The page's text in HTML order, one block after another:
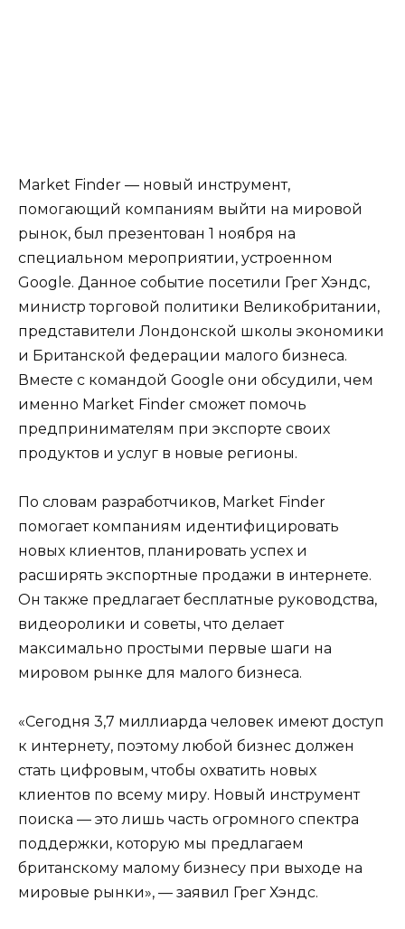
Market Finder — новый инструмент,
помогающий компаниям выйти на мировой
рынок, был презентован 1 ноября на
специальном мероприятии, устроенном
Google. Данное событие посетили Грег Хэндс,
министр торговой политики Великобритании,
представители Лондонской школы экономики
и Британской федерации малого бизнеса.
Вместе с командой Google они обсудили, чем
именно Market Finder сможет помочь
предпринимателям при экспорте своих
продуктов и услуг в новые регионы.
По словам разработчиков, Market Finder
помогает компаниям идентифицировать
новых клиентов, планировать успех и
расширять экспортные продажи в интернете.
Он также предлагает бесплатные руководства,
видеоролики и советы, что делает
максимально простыми первые шаги на
мировом рынке для малого бизнеса.
«Сегодня 3,7 миллиарда человек имеют доступ
к интернету, поэтому любой бизнес должен
стать цифровым, чтобы охватить новых
клиентов по всему миру. Новый инструмент
поиска — это лишь часть огромного спектра
поддержки, которую мы предлагаем
британскому малому бизнесу при выходе на
мировые рынки», — заявил Грег Хэндс.